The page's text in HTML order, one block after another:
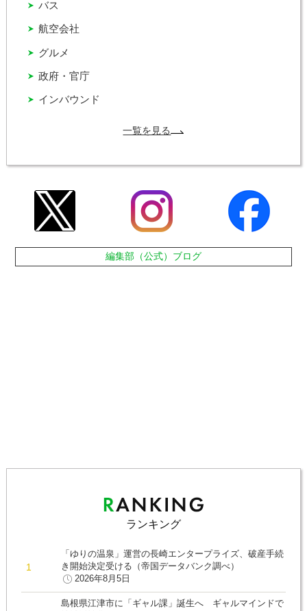
インバウンド
グルメ
バス
政府・官庁
航空会社
一覧を見る
編集部（公式）ブログ
ランキング
「ゆりの温泉」運営の長崎エンタープライズ、破産手続
き開始決定受ける（帝国データバンク調べ）
2026年8月5日
島根県江津市に「ギャル課」誕生へ ギャルマインドで